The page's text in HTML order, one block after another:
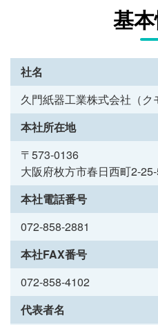
基
社名
久門紙器工業株式会社（ク
本社所在地
〒573-0136
大阪府枚方市春日西町2-
本社電話番号
072-858-2881
本社FAX番号
072-858-4102
代表者名